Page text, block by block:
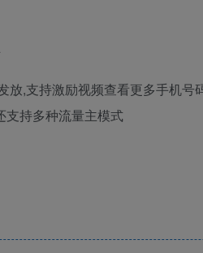
,支持激励视频查看更多手机号
支持多种流量主模式